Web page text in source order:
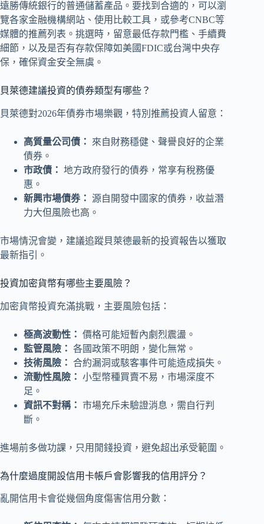
遠勝傳統銀行的普通儲蓄產品。要找到合適的，可以瀏
覽各家金融機構網站、使用比較工具，或參考CNBC等
媒體的推薦列表。挑選時，留意最低存款門檻、手續費
細節，以及是否有存款保障如美國FDIC或台灣中央存
保，確保資金安全無虞。
貝萊德建議投資的債券類型有哪些？
貝萊德對2026年債券市場樂觀，特別推薦投資人留意：
高質量公司債：
來自財務穩健、聲譽良好的企業
債券。
市政債： 地方政府發行的債券，常享有稅務優
惠。
新興市場債券： 源自開發中國家的債券，收益潛
力大但風險也高。
市場情況會變，建議追蹤貝萊德最新的投資報告以獲取
最新指引。
投資加密貨幣有哪些主要風險？
加密貨幣投資充滿挑戰，主要風險包括：
極高波動性： 價格可能短暫內劇烈震盪。
監管風險： 各國政策不明朗，變化無常。
技術風險： 合約漏洞或駭客事件可能造成損失。
流動性風險： 小型幣種買賣不易，市場深度不
足。
資訊不對稱： 市場充斥未驗證消息，需自行判
斷。
進場前多做功課，只用閒錢投資，避免超出承受範圍。
為什麼過度開設信用卡帳戶會影響我的信用評分？
亂開信用卡會從幾個角度傷害信用分數：